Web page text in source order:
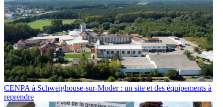
CENPA à Schweighouse-sur-Moder : un site et des équipements à
reprendre